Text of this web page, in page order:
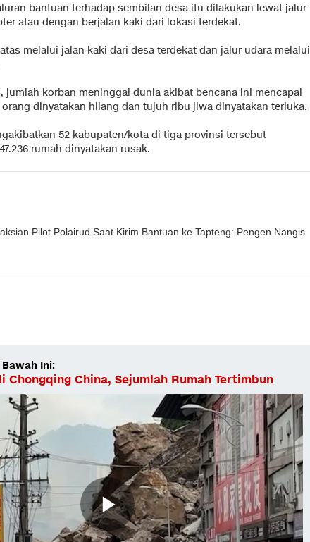
bantuan terhadap sembilan desa itu dilakukan lewat jalur
atau dengan berjalan kaki dari lokasi terdekat.
melalui jalan kaki dari desa terdekat dan jalur udara melalui
jumlah korban meninggal dunia akibat bencana ini mencapai
orang dinyatakan hilang dan tujuh ribu jiwa dinyatakan terluka.
52 kabupaten/kota di tiga provinsi tersebut
rumah dinyatakan rusak.
Pilot Polairud Saat Kirim Bantuan ke Tapteng: Pengen Nangis
Ini:
Chongqing China, Sejumlah Rumah Tertimbun